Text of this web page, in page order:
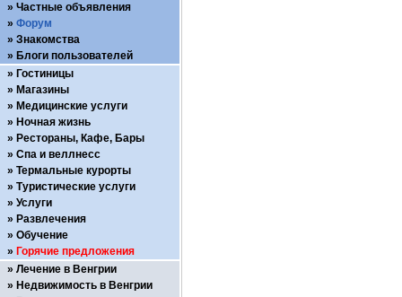
Частные объявления
Форум
Знакомства
Блоги пользователей
Гостиницы
Магазины
Медицинские услуги
Ночная жизнь
Рестораны, Кафе, Бары
Спа и веллнесс
Термальные курорты
Туристические услуги
Услуги
Развлечения
Обучение
Горячие предложения
Лечение в Венгрии
Недвижимость в Венгрии